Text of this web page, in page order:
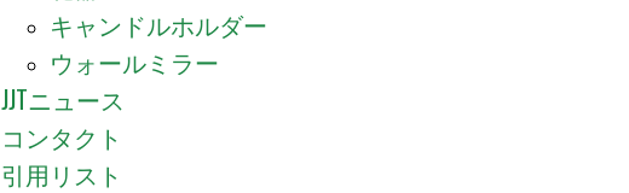
キャンドルホルダー
ウォールミラー
JJTニュース
コンタクト
引用リスト